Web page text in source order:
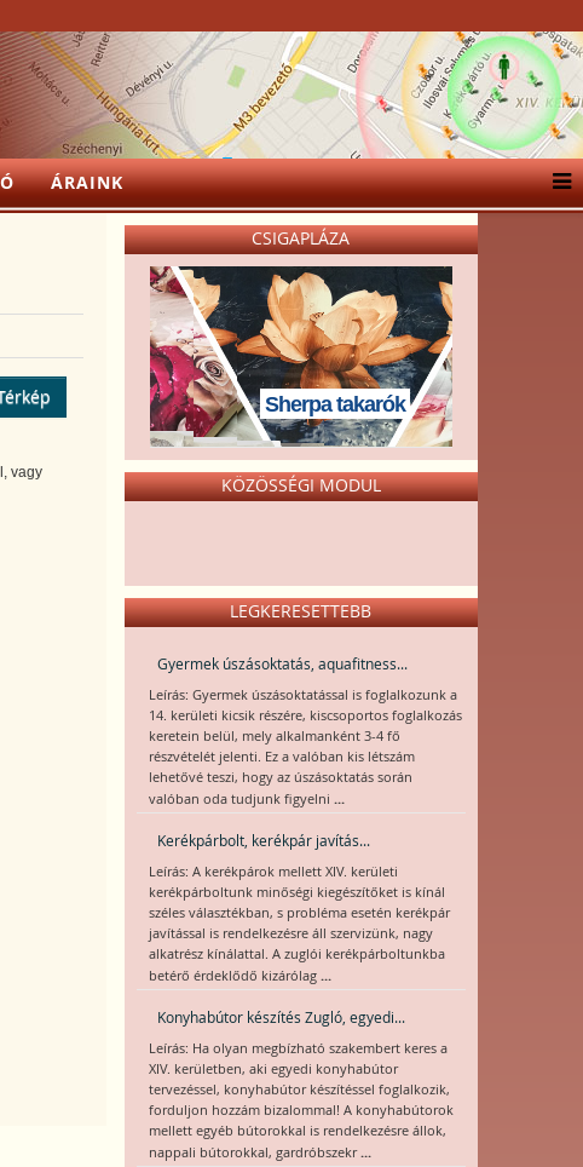
ÁRAINK
vagy
CSIGAPLÁZA
Sherpa takarók
KÖZÖSSÉGI MODUL
LEGKERESETTEBB
Gyermek úszásoktatás, aquafitness...
Leírás: Gyermek úszásoktatással is foglalkozunk a
14. kerületi kicsik részére, kiscsoportos foglalkozás
keretein belül, mely alkalmanként 3-4 fő
részvételét jelenti. Ez a valóban kis létszám
lehetővé teszi, hogy az úszásoktatás során
valóban oda tudjunk figyelni ...
Kerékpárbolt, kerékpár javítás...
Leírás: A kerékpárok mellett XIV. kerületi
kerékpárboltunk minőségi kiegészítőket is kínál
széles választékban, s probléma esetén kerékpár
javítással is rendelkezésre áll szervizünk, nagy
alkatrész kínálattal. A zuglói kerékpárboltunkba
betérő érdeklődő kizárólag ...
Konyhabútor készítés Zugló, egyedi...
Leírás: Ha olyan megbízható szakembert keres a
XIV. kerületben, aki egyedi konyhabútor
tervezéssel, konyhabútor készítéssel foglalkozik,
forduljon hozzám bizalommal! A konyhabútorok
mellett egyéb bútorokkal is rendelkezésre állok,
nappali bútorokkal, gardróbszekr...